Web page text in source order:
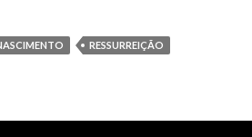
RESSURREIÇÃO